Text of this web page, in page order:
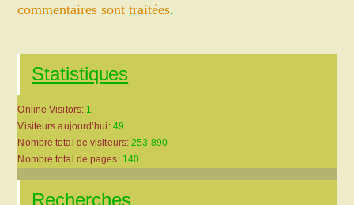
commentaires sont traitées.
Statistiques
Online Visitors: 1
Visiteurs aujourd’hui: 49
Nombre total de visiteurs:253 890
Nombre total de pages: 140
Recherches